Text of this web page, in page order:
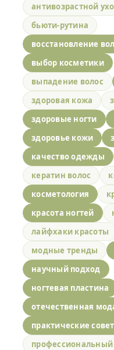
антивозрастной
бьюти-рутина
восстановление
выбор косметики
выпадение волос
здоровая кожа
здоровые ногти
здоровье кожи
качество одежды
кератин волос
косметология
красота ногтей
лайфхаки красоты
модные тренды
научный подход
ногтевая пластина
отечественная
практические
профессиональный